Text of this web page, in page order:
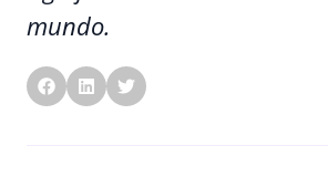
mundo.